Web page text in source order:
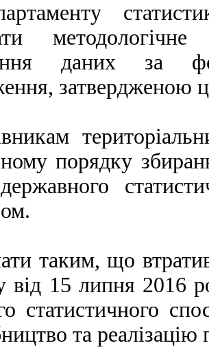
даних за
затвердженою
порядку
таким, що
від 15 липня
статистичного
та реалізацію